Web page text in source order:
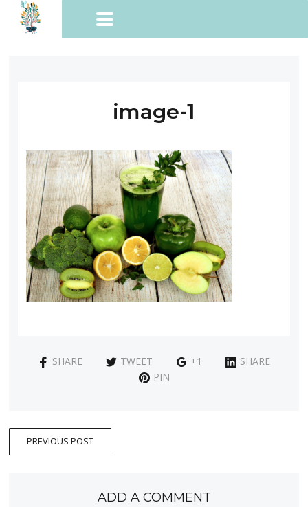
image-1
SHARE TWEET +1
SHARE
PIN
PREVIOUS POST
ADD A COMMENT